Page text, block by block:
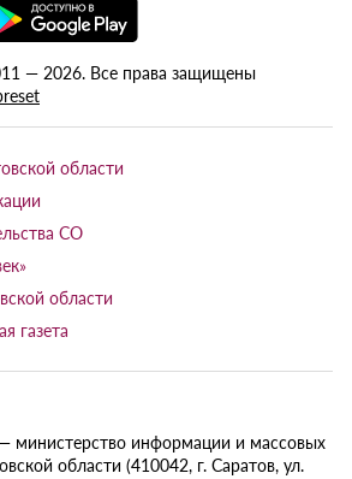
— 2026. Все права защищены
области
СО
области
газета
министерство информации и массовых
области (410042, г. Саратов, ул.